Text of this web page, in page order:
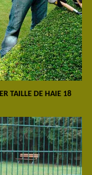
TAILLE DE HAIE 18